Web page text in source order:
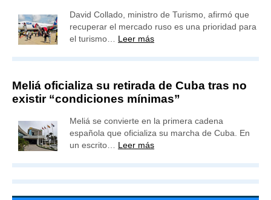
David Collado, ministro de Turismo, afirmó que
recuperar el mercado ruso es una prioridad para
el turismo… Leer más
Meliá oficializa su retirada de Cuba tras no
existir “condiciones mínimas”
Meliá se convierte en la primera cadena
española que oficializa su marcha de Cuba. En
un escrito… Leer más